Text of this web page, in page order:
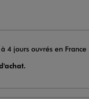
4 jours ouvrés en France